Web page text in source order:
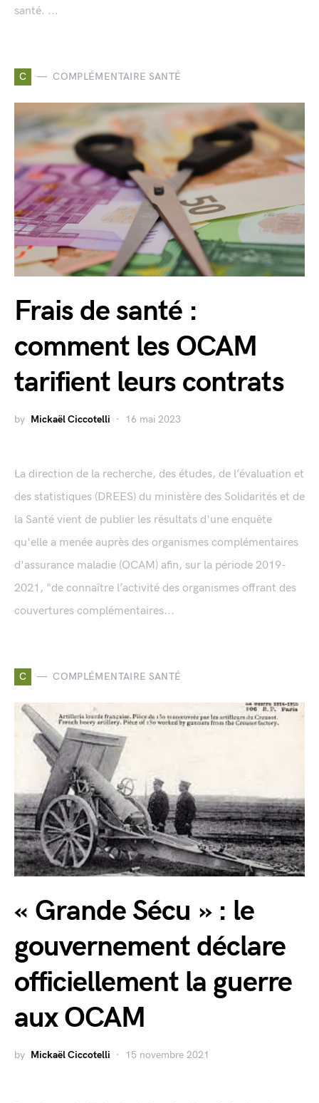
santé. ...
C COMPLÉMENTAIRE SANTÉ
Frais de santé :
comment les OCAM
tarifient leurs contrats
by Mickaël Ciccotelli 16 mai 2023
La direction de la recherche, des études, de l’évaluation et
des statistiques (DREES) du ministère des Solidarités et de
la Santé vient de publier les résultats d'une enquête
qu'elle a menée auprès des organismes complémentaires
d'assurance maladie (OCAM) afin, sur la période 2019-
2021, "de connaître l’activité des organismes offrant des
couvertures complémentaires...
C COMPLÉMENTAIRE SANTÉ
« Grande Sécu » : le
gouvernement déclare
officiellement la guerre
aux OCAM
by Mickaël Ciccotelli 15 novembre 2021